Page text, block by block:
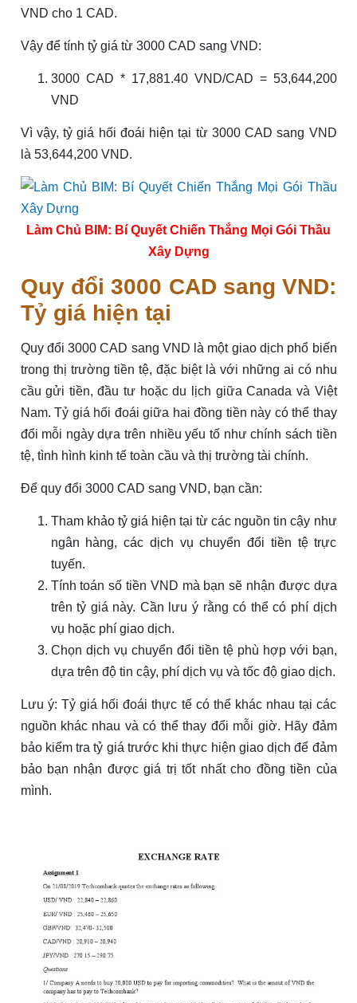
VND cho 1 CAD.
Vậy để tính tỷ giá từ 3000 CAD sang VND:
3000 CAD * 17,881.40 VND/CAD = 53,644,200
VND
Vì vậy, tỷ giá hối đoái hiện tại từ 3000 CAD sang VND
là 53,644,200 VND.
Làm Chủ BIM: Bí Quyết Chiến Thắng Mọi Gói Thầu
Xây Dựng
Quy đổi 3000 CAD sang VND:
Tỷ giá hiện tại
Quy đổi 3000 CAD sang VND là một giao dịch phổ biến
trong thị trường tiền tệ, đặc biệt là với những ai có nhu
cầu gửi tiền, đầu tư hoặc du lịch giữa Canada và Việt
Nam. Tỷ giá hối đoái giữa hai đồng tiền này có thể thay
đổi mỗi ngày dựa trên nhiều yếu tố như chính sách tiền
tệ, tình hình kinh tế toàn cầu và thị trường tài chính.
Để quy đổi 3000 CAD sang VND, bạn cần:
Tham khảo tỷ giá hiện tại từ các nguồn tin cậy như
ngân hàng, các dịch vụ chuyển đổi tiền tệ trực
tuyến.
Tính toán số tiền VND mà bạn sẽ nhận được dựa
trên tỷ giá này. Cần lưu ý rằng có thể có phí dịch
vụ hoặc phí giao dịch.
Chọn dịch vụ chuyển đổi tiền tệ phù hợp với bạn,
dựa trên độ tin cậy, phí dịch vụ và tốc độ giao dịch.
Lưu ý: Tỷ giá hối đoái thực tế có thể khác nhau tại các
nguồn khác nhau và có thể thay đổi mỗi giờ. Hãy đảm
bảo kiểm tra tỷ giá trước khi thực hiện giao dịch để đảm
bảo bạn nhận được giá trị tốt nhất cho đồng tiền của
mình.